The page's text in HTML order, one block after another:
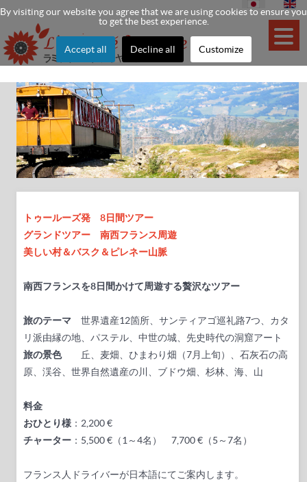
トゥールーズ発 8日間ツアー
グランドツアー 南西フランス周遊
美しい村＆バスク＆ピレネー山脈
南西フランスを8日間かけて周遊する贅沢なツアー
旅のテーマ 世界遺産12箇所、サンティアゴ巡礼路7つ、カタ
リ派由縁の地、パステル、中世の城、先史時代の洞窟アート
旅の景色丘、麦畑、ひまわり畑（7月上旬）、石灰石の高
原、渓谷、世界自然遺産の川、ブドウ畑、杉林、海、山
料金
おひとり様 ：2,200 €
チャーター ：5,500 €（1～4名） 7,700 €（5～7名）
フランス人ドライバーが日本語にてご案内します。
By visiting our website you agree that we are using cookies to ensure you
to get the best experience.
Accept all Decline all Customize